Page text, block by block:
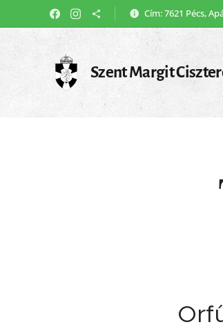
Cím: 7621 Pécs,
Szent Margit